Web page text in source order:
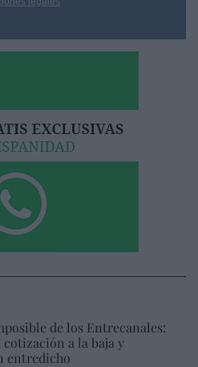
de los Entrecanales:
cotización a la baja y
entredicho